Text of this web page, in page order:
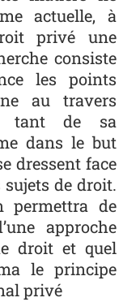
actuelle, à
privé une
consiste
les points
au travers
tant de sa
dans le but
dressent face
sujets de droit.
permettra de
approche
droit et quel
le principe
privé